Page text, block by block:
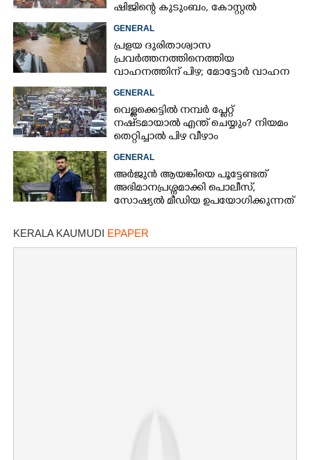
ഷിജിന്റെ കുടുംബം, കോസ്റ്റൽ
കുത്തിയിരിക്കുന്നു
GENERAL
പ്രളയ ദുരിതാശ്വാസ
പ്രവർത്തനത്തിനെത്തിയ
വാഹനത്തിന് പിഴ; മോട്ടോർ വാഹന
GENERAL
വെള്ളക്കെട്ടിൽ നമ്പർ പ്ലേറ്റ്
നഷ്‌ടമായാൽ എന്ത് ചെയ്യും? നിയമം
തെറ്റിച്ചാൽ പിഴ വീഴാം
GENERAL
അർജുൻ ആയങ്കിയെ പൂട്ടേണ്ടത്
അഭിമാനപ്രശ്നമാക്കി പൊലീസ്,
സാേഷ്യൽ മീഡിയ ഉപയോഗിക്കുന്നത്
KERALA KAUMUDI EPAPER